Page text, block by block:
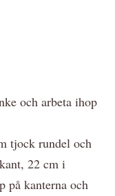
och arbeta ihop
tjock rundel och
22 cm i
på kanterna och